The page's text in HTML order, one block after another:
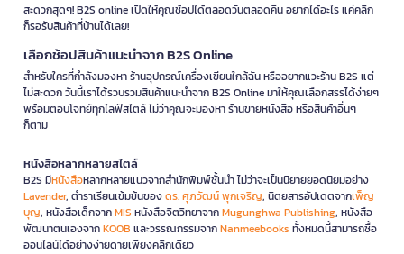
สะดวกสุดๆ! B2S online เปิดให้คุณช้อปได้ตลอดวันตลอดคืน อยากได้อะไร แค่คลิก
ก็รอรับสินค้าที่บ้านได้เลย!
เลือกช้อปสินค้าแนะนำจาก B2S Online
สำหรับใครที่กำลังมองหา ร้านอุปกรณ์เครื่องเขียนใกล้ฉัน หรืออยากแวะร้าน B2S แต่
ไม่สะดวก วันนี้เราได้รวบรวมสินค้าแนะนำจาก B2S Online มาให้คุณเลือกสรรได้ง่ายๆ
พร้อมตอบโจทย์ทุกไลฟ์สไตล์ ไม่ว่าคุณจะมองหา ร้านขายหนังสือ หรือสินค้าอื่นๆ
ก็ตาม
หนังสือหลากหลายสไตล์
B2S มีหนังสือหลากหลายแนวจากสำนักพิมพ์ชั้นนำ ไม่ว่าจะเป็นนิยายยอดนิยมอย่าง
Lavender, ตำราเรียนเข้มข้นของดร. ศุภวัฒน์ พุกเจริญ, นิตยสารอัปเดตจากเพ็ญ
บุญ, หนังสือเด็กจากMIS หนังสือจิตวิทยาจากMugunghwa Publishing, หนังสือ
พัฒนาตนเองจากKOOB และวรรณกรรมจากNanmeebooks ทั้งหมดนี้สามารถซื้อ
ออนไลน์ได้อย่างง่ายดายเพียงคลิกเดียว